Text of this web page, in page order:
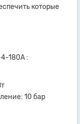
которые
180А :
10 бар